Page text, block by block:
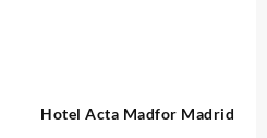
Hotel Acta Madfor Madrid